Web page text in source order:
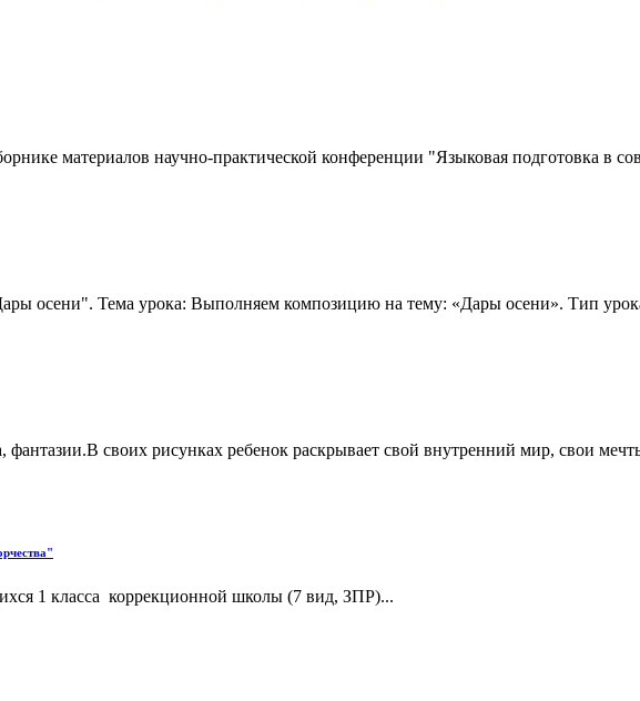
материалов научно-практической конференции "Языковая подготовка в
осени". Тема урока: Выполняем композицию на тему: «Дары осени». Тип
фантазии.В своих рисунках ребенок раскрывает свой внутренний мир, свои
1 класса коррекционной школы (7 вид, ЗПР)...